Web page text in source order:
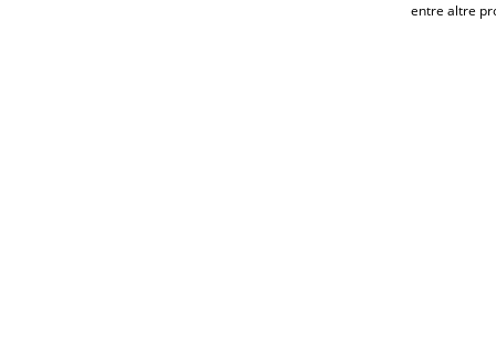
entre altre